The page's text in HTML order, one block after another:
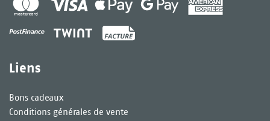
Liens
Bons cadeaux
Conditions générales de vente